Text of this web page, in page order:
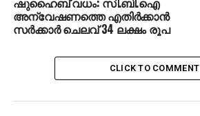
അന്വേഷണത്തെ എതിര്‍ക്കാന്‍
സര്‍ക്കാര്‍ ചെലവ് 34 ലക്ഷം രൂപ
CLICK TO COMMENT